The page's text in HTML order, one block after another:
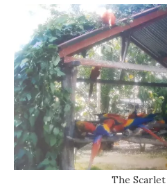
The Scarlet